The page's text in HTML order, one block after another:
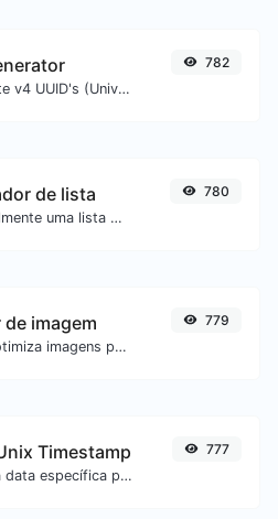
Easily generate v4 UUID's (Universally unique identifier) with the help of our tool.
782
de lista
Converta facilmente uma lista de texto em uma lista aleatória.
780
imagem
Comprime e otimiza imagens para um tamanho menor mantendo alta qualidade.
779
Timestamp
Converta uma data específica para o formato unix timestamp.
777